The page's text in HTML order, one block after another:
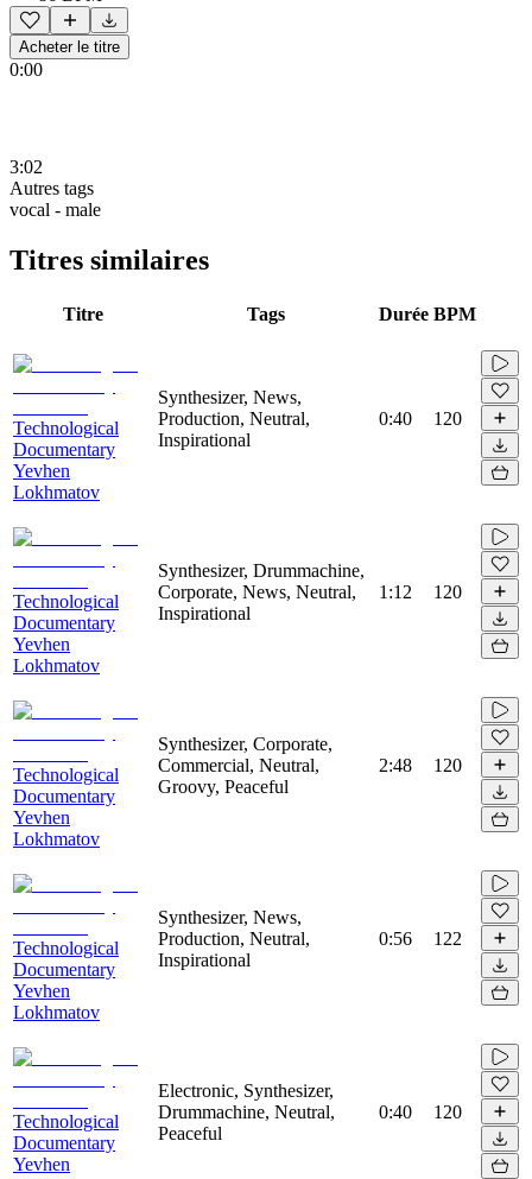
Acheter le titre
0:00
3:02
Autres tags
vocal - male
Titres similaires
Titre Tags Durée BPM
Technological
Documentary
Yevhen
Lokhmatov
Synthesizer, News,
Production, Neutral,
Inspirational
0:40 120
Technological
Documentary
Yevhen
Lokhmatov
Synthesizer, Drummachine,
Corporate, News, Neutral,
Inspirational
1:12 120
Technological
Documentary
Yevhen
Lokhmatov
Synthesizer, Corporate,
Commercial, Neutral,
Groovy, Peaceful
2:48 120
Technological
Documentary
Yevhen
Lokhmatov
Synthesizer, News,
Production, Neutral,
Inspirational
0:56 122
Technological
Documentary
Yevhen
Electronic, Synthesizer,
Drummachine, Neutral,
Peaceful
0:40 120